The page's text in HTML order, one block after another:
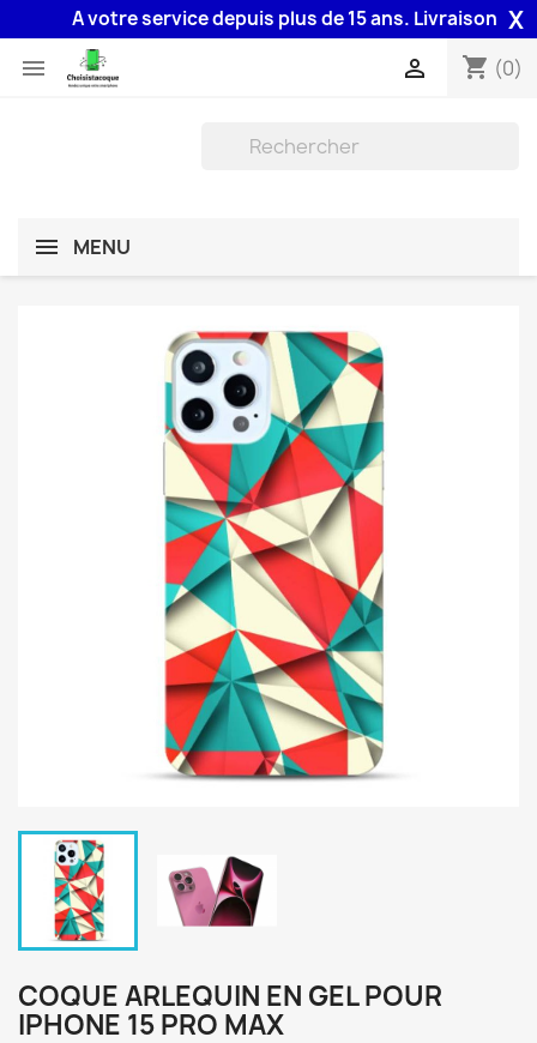
A votre service depuis plus de 15 ans. Livraison 48HX
 shopping_cart (0)

MENU
COQUE ARLEQUIN EN GEL POUR
IPHONE 15 PRO MAX